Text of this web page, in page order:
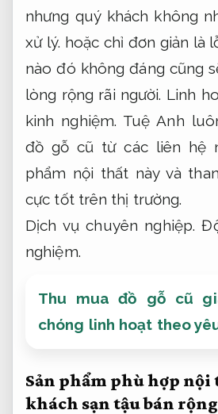
nhưng quý khách không
xử lý. hoặc chỉ đơn giản là
nào đó không đáng cũng
lòng rộng rãi người. Linh
kinh nghiệm. Tuệ Anh
đồ gỗ cũ từ các liên hệ
phẩm nội thất này và
cực tốt trên thị trường.
Dịch vụ chuyên nghiệp.
nghiệm.
Thu mua đồ gỗ cũ
chóng linh hoạt theo
Sản phẩm phù hợp
khách sạn tậu bán